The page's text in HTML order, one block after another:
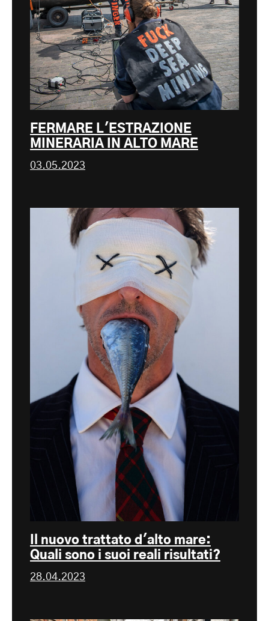
FERMARE L'ESTRAZIONE
MINERARIA IN ALTO MARE
03.05.2023
Il nuovo trattato d'alto mare:
Quali sono i suoi reali risultati?
28.04.2023